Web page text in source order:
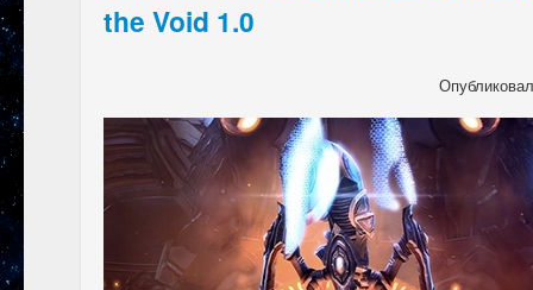
the Void 1.0